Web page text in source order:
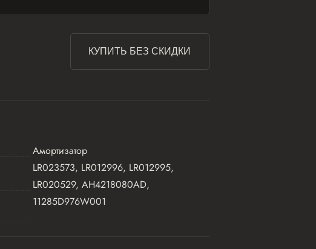
КУПИТЬ БЕЗ СКИДКИ
Амортизатор
LR023573, LR012996, LR012995,
LR020529, AH4218080AD,
11285D976W001